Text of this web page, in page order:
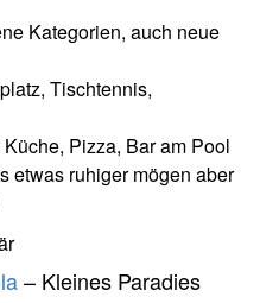
Kategorien, auch neue
Tischtennis,
Pizza, Bar am Pool
etwas ruhiger mögen aber
– Kleines Paradies